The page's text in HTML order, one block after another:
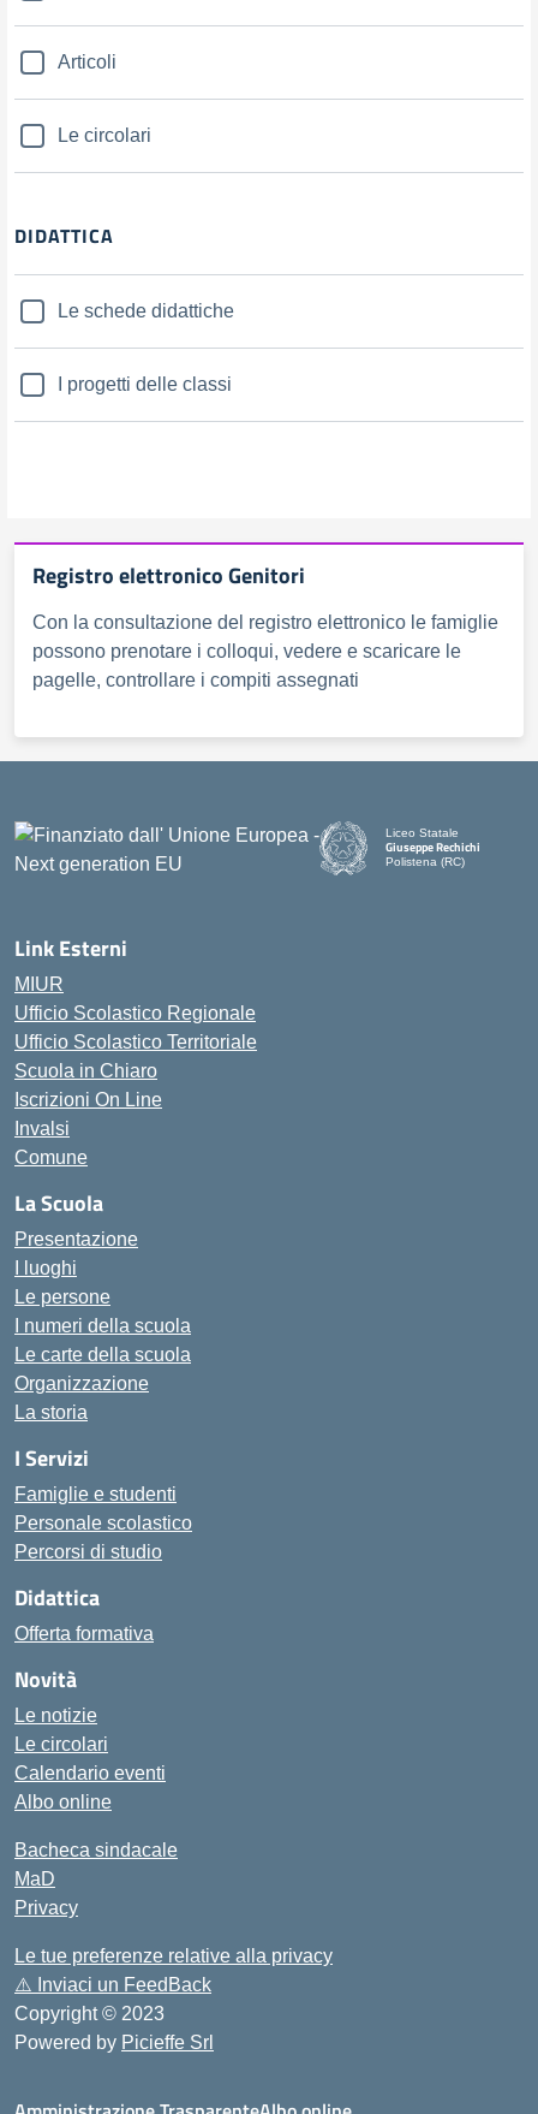
Articoli
Le circolari
DIDATTICA
Le schede didattiche
I progetti delle classi
Registro elettronico Genitori
Con la consultazione del registro elettronico le famiglie
possono prenotare i colloqui, vedere e scaricare le
pagelle, controllare i compiti assegnati
Liceo Statale
Giuseppe Rechichi
Polistena (RC)
Link Esterni
MIUR
Ufficio Scolastico Regionale
Ufficio Scolastico Territoriale
Scuola in Chiaro
Iscrizioni On Line
Invalsi
Comune
La Scuola
Presentazione
I luoghi
Le persone
I numeri della scuola
Le carte della scuola
Organizzazione
La storia
I Servizi
Famiglie e studenti
Personale scolastico
Percorsi di studio
Didattica
Offerta formativa
Novità
Le notizie
Le circolari
Calendario eventi
Albo online
Bacheca sindacale
MaD
Privacy
Le tue preferenze relative alla privacy
⚠️ Inviaci un FeedBack
Copyright © 2023
Powered by Picieffe Srl